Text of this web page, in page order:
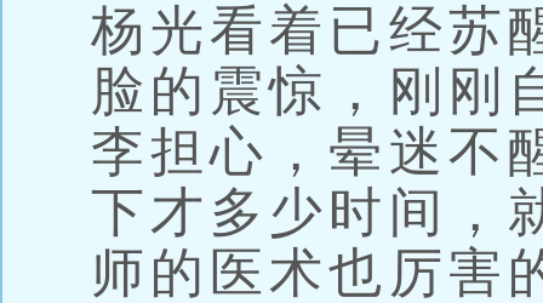
杨光看着已经苏
脸的震惊，刚刚
李担心，晕迷不
下才多少时间，
师的医术也厉害